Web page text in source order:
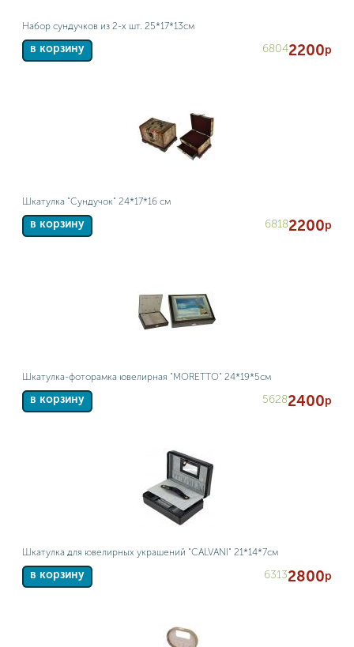
Набор сундучков из 2-х шт. 25*17*13см
в корзину 68042200р
Шкатулка "Сундучок" 24*17*16 см
в корзину 68182200р
Шкатулка-фоторамка ювелирная "MORETTO" 24*19*5см
в корзину 56282400р
Шкатулка для ювелирных украшений "CALVANI" 21*14*7см
в корзину 63132800р